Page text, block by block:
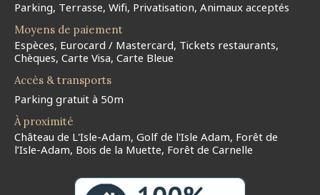
Parking, Terrasse, Wifi, Privatisation, Animaux acceptés
Moyens de paiement
Espèces, Eurocard / Mastercard, Tickets restaurants,
Chèques, Carte Visa, Carte Bleue
Accès & transports
Parking gratuit à 50m
À proximité
Château de L'Isle-Adam, Golf de l'Isle Adam, Forêt de
l’Isle-Adam, Bois de la Muette, Forêt de Carnelle